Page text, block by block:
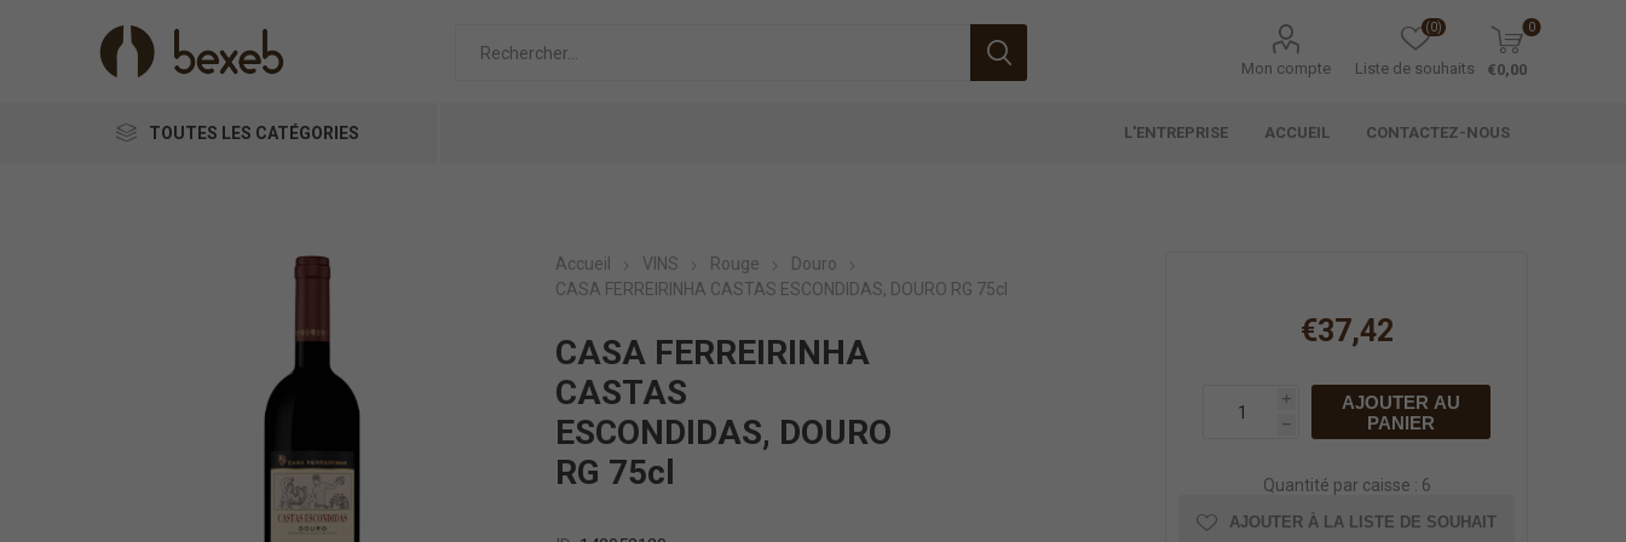
Mon compte Liste de souhaits
(0) 0
€0,00
TOUTES LES CATÉGORIES L'ENTREPRISE ACCUEIL CONTACTEZ-NOUS
Accueil VINS Rouge
Douro
CASA FERREIRINHA CASTAS ESCONDIDAS, DOURO RG 75cl
CASA FERREIRINHA
CASTAS
ESCONDIDAS, DOURO
RG 75cl
€37,42
i
h
AJOUTER AU
PANIER
Quantité par caisse : 6
AJOUTER À LA LISTE DE SOUHAIT